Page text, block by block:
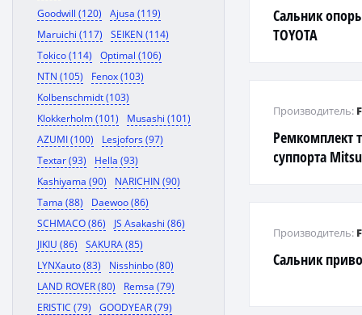
Goodwill (120)
Ajusa (119)
Maruichi (117)
SEIKEN (114)
Tokico (114)
Optimal (106)
NTN (105)
Fenox (103)
Kolbenschmidt (103)
Klokkerholm (101)
Musashi (101)
AZUMI (100)
Lesjofors (97)
Textar (93)
Hella (93)
Kashiyama (90)
NARICHIN (90)
Tama (88)
Daewoo (86)
SCHMACO (86)
JS Asakashi (86)
JIKIU (86)
SAKURA (85)
LYNXauto (83)
Nisshinbo (80)
LAND ROVER (80)
Remsa (79)
ERISTIC (79)
GOODYEAR (79)
Сальник
TOYOTA
Ремкомплект
суппорта
Производитель:
Сальник
Производитель: